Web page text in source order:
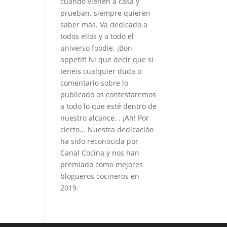
prueban, siempre quieren
saber más. Va dedicado a
todos ellos y a todo el
universo foodie. ¡Bon
appetit! Ni que decir que si
tenéis cualquier duda o
comentario sobre lo
publicado os contestaremos
a todo lo que esté dentro de
nuestro alcance. . ¡Ah! Por
cierto... Nuestra dedicación
ha sido reconocida por
Canal Cocina y nos han
premiado como mejores
blogueros cocineros en
2019.